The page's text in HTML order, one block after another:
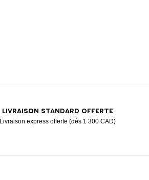
LIVRAISON STANDARD OFFERTE
Livraison express offerte (dès 1 300 CAD)